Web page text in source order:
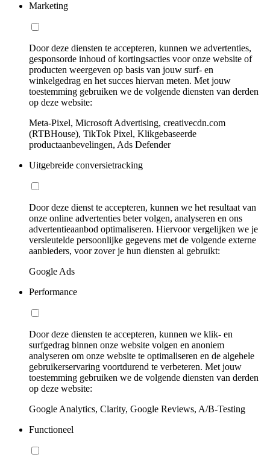
Marketing
Door deze diensten te accepteren, kunnen we advertenties,
gesponsorde inhoud of kortingsacties voor onze website of
producten weergeven op basis van jouw surf- en
winkelgedrag en het succes hiervan meten. Met jouw
toestemming gebruiken we de volgende diensten van derden
op deze website:
Meta-Pixel, Microsoft Advertising, creativecdn.com
(RTBHouse), TikTok Pixel, Klikgebaseerde
productaanbevelingen, Ads Defender
Uitgebreide conversietracking
Door deze dienst te accepteren, kunnen we het resultaat van
onze online advertenties beter volgen, analyseren en ons
advertentieaanbod optimaliseren. Hiervoor vergelijken we je
versleutelde persoonlijke gegevens met de volgende externe
aanbieders, voor zover je hun diensten al gebruikt:
Google Ads
Performance
Door deze diensten te accepteren, kunnen we klik- en
surfgedrag binnen onze website volgen en anoniem
analyseren om onze website te optimaliseren en de algehele
gebruikerservaring voortdurend te verbeteren. Met jouw
toestemming gebruiken we de volgende diensten van derden
op deze website:
Google Analytics, Clarity, Google Reviews, A/B-Testing
Functioneel